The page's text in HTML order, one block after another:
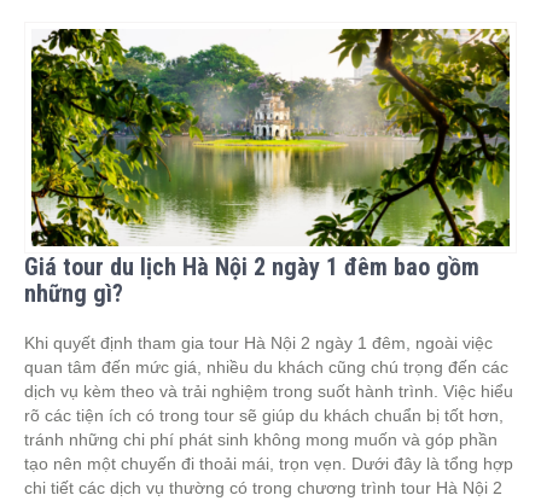
Giá tour du lịch Hà Nội 2 ngày 1 đêm bao gồm
những gì?
Khi quyết định tham gia tour Hà Nội 2 ngày 1 đêm, ngoài việc
quan tâm đến mức giá, nhiều du khách cũng chú trọng đến các
dịch vụ kèm theo và trải nghiệm trong suốt hành trình. Việc hiểu
rõ các tiện ích có trong tour sẽ giúp du khách chuẩn bị tốt hơn,
tránh những chi phí phát sinh không mong muốn và góp phần
tạo nên một chuyến đi thoải mái, trọn vẹn. Dưới đây là tổng hợp
chi tiết các dịch vụ thường có trong chương trình tour Hà Nội 2